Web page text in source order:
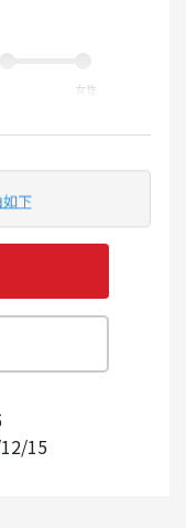
女性
下
15